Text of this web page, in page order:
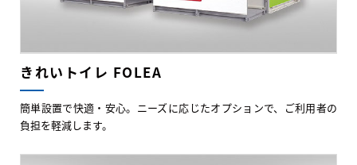
きれいトイレ FOLEA
簡単設置で快適・安心。ニーズに応じたオプションで、ご利用者の
負担を軽減します。